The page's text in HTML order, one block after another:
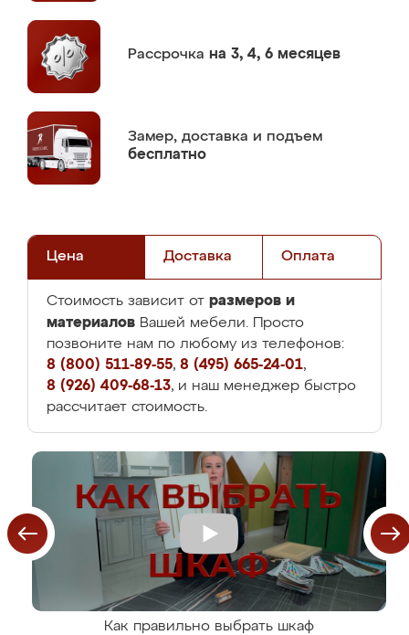
Рассрочка на 3, 4, 6 месяцев
Замер, доставка и подъем
бесплатно
Цена Доставка Оплата
Стоимость зависит от размеров и
материалов Вашей мебели. Просто
позвоните нам по любому из телефонов:
8 (800) 511-89-55, 8 (495) 665-24-01,
8 (926) 409-68-13, и наш менеджер быстро
рассчитает стоимость.
Как правильно выбрать шкаф